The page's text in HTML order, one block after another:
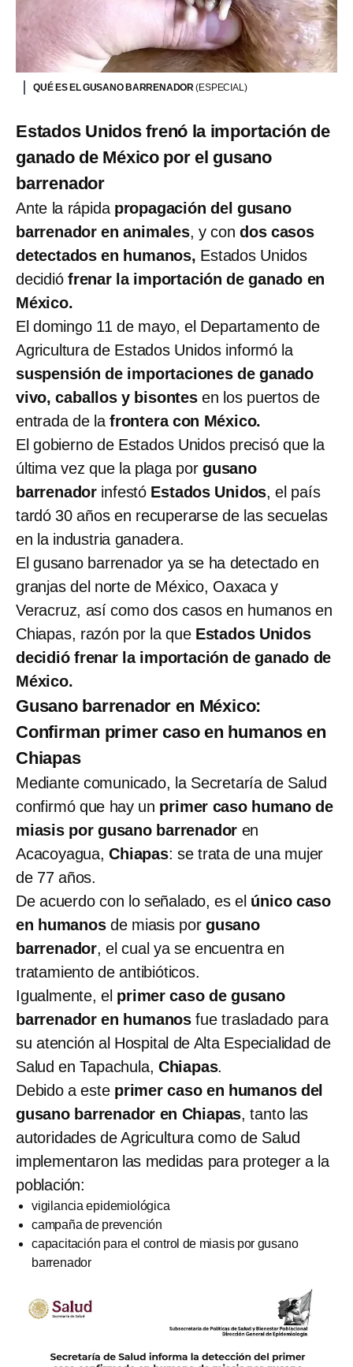
QUÉ ES EL GUSANO BARRENADOR(ESPECIAL)
Estados Unidos frenó la importación de
ganado de México por el gusano
barrenador
Ante la rápida propagación del gusano
barrenador en animales, y condos casos
detectados en humanos, Estados Unidos
decidió frenar la importación de ganado en
México.
El domingo 11 de mayo, el Departamento de
Agricultura de Estados Unidos informó la
suspensión de importaciones de ganado
vivo, caballos y bisontesen los puertos de
entrada de lafrontera con México.
El gobierno de Estados Unidos precisó que la
última vez que la plaga porgusano
barrenador infestó Estados Unidos, el país
tardó 30 años en recuperarse de las secuelas
en la industria ganadera.
El gusano barrenador ya se ha detectado en
granjas del norte de México, Oaxaca y
Veracruz, así como dos casos en humanos en
Chiapas, razón por la queEstados Unidos
decidió frenar la importación de ganado de
México.
Gusano barrenador en México:
Confirman primer caso en humanos en
Chiapas
Mediante comunicado, la Secretaría de Salud
confirmó que hay un primer caso humano de
miasis por gusano barrenador en
Acacoyagua,Chiapas: se trata de una mujer
de 77 años.
De acuerdo con lo señalado, es el único caso
en humanosde miasis porgusano
barrenador, el cual ya se encuentra en
tratamiento de antibióticos.
Igualmente, el primer caso de gusano
barrenador en humanosfue trasladado para
su atención al Hospital de Alta Especialidad de
Salud en Tapachula, Chiapas.
Debido a este primer caso en humanos del
gusano barrenador en Chiapas, tanto las
autoridades de Agricultura como de Salud
implementaron las medidas para proteger a la
población:
vigilancia epidemiológica
campaña de prevención
capacitación para el control de miasis por gusano
barrenador